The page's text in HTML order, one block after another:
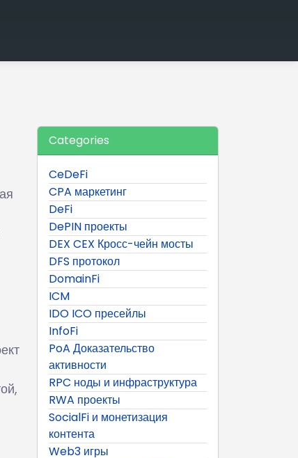
Categories
CeDeFi
CPA маркетинг
DeFi
DePIN проекты
DEX CEX Кросс-чейн мосты
DFS протокол
DomainFi
ICM
IDO ICO пресейлы
InfoFi
PoA Доказательство
активности
RPC ноды и инфраструктура
RWA проекты
SocialFi и монетизация
контента
Web3 игры